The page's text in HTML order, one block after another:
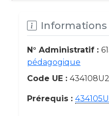
Informations
N° Administratif :
pédagogique
Code UE :
Prérequis :